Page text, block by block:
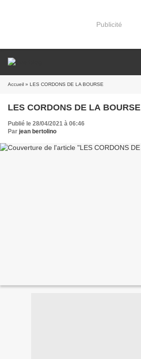
Publicité
Accueil » LES CORDONS DE LA BOURSE
LES CORDONS DE LA BOURSE
Publié le 28/04/2021 à 06:46
Par jean bertolino